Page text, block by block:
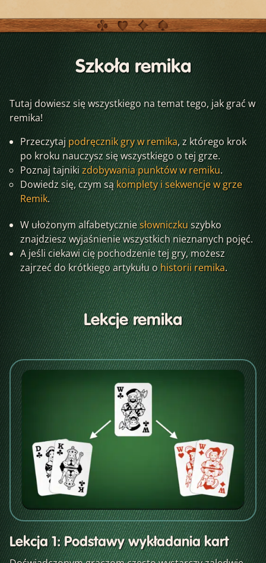
Szkoła remika
Tutaj dowiesz się wszystkiego na temat tego, jak grać w
remika!
Przeczytajpodręcznik gry w remika, z którego krok
po kroku nauczysz się wszystkiego o tej grze.
Poznaj tajnikizdobywania punktów w remiku.
Dowiedz się, czym sąkomplety i sekwencje w grze
Remik.
W ułożonym alfabetyczniesłowniczkuszybko
znajdziesz wyjaśnienie wszystkich nieznanych pojęć.
A jeśli ciekawi cię pochodzenie tej gry, możesz
zajrzeć do krótkiego artykułu ohistorii remika.
Lekcje remika
Lekcja 1: Podstawy wykładania kart